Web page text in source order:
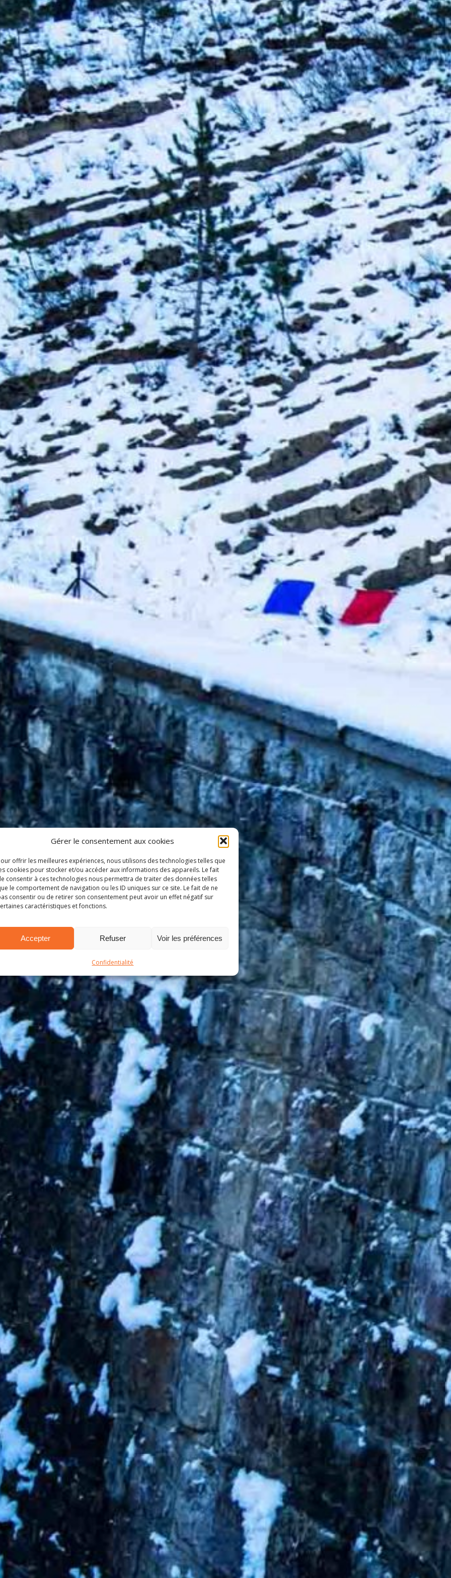
Gérer le consentement aux cookies
offrir les meilleures expériences, nous utilisons des technologies telles que
cookies pour stocker et/ou accéder aux informations des appareils. Le fait
consentir à ces technologies nous permettra de traiter des données telles
le comportement de navigation ou les ID uniques sur ce site. Le fait de ne
consentir ou de retirer son consentement peut avoir un effet négatif sur
caractéristiques et fonctions.
Accepter Refuser Voir les préférences
Confidentialité